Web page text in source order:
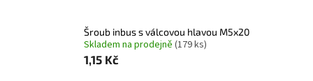
Šroub inbus s válcovou hlavou M5x20
Skladem na prodejně (179 ks)
1,15 Kč